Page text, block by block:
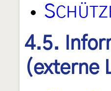
S
4.5.
(externe